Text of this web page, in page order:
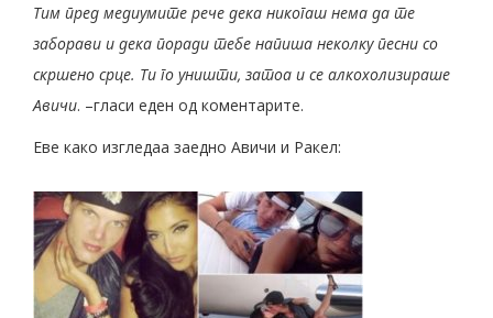
Тим пред медиумите рече дека никогаш нема да те
заборави и дека поради тебе напиша неколку песни со
скршено срце. Ти го уништи, затоа и се алкохолизираше
Авичи. –гласи еден од коментарите.
Eве како изгледаа заедно Авичи и Ракел: